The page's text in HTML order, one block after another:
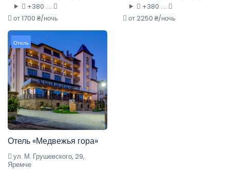
+380 ....
от 1700 ₴/ночь
+380 ....
от 2250 ₴/ночь
Отель
Отель «Медвежья гора»
ул. М. Грушевского, 29,
Яремче